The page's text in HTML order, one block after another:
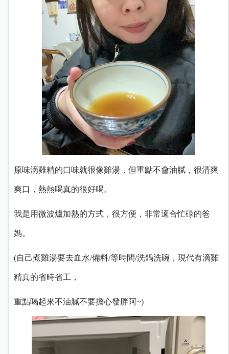
原味滴雞精的口味就很像雞湯，但重點不會油膩， 很清爽
爽口，熱熱喝真的很好喝。
我是用微波爐加熱的方式，很方便，非常適合忙碌的爸
媽。
(自己煮雞湯要去血水/備料/等時間/洗鍋洗碗，現代有滴雞
精真的省時省工，
重點喝起來不油膩不要擔心發胖阿~)